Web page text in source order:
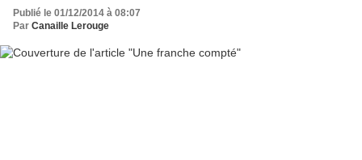
Publié le 01/12/2014 à 08:07
Par Canaille Lerouge